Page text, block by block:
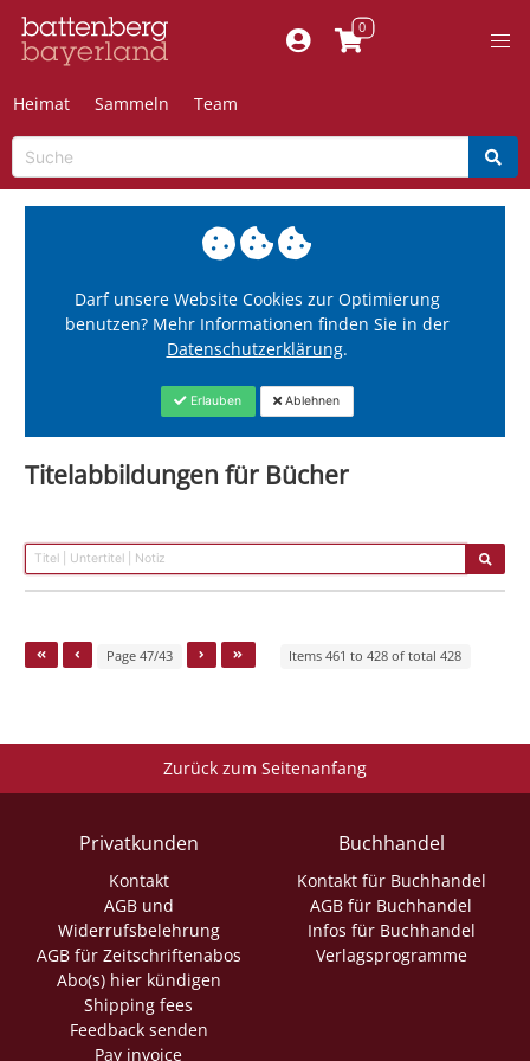
Heimat Sammeln Team
Darf unsere Website Cookies zur Optimierung
benutzen? Mehr Informationen finden Sie in der
Datenschutzerklärung.
Erlauben Ablehnen
Titelabbildungen für Bücher
Page 47/43 Items 461 to 428 of total 428
Zurück zum Seitenanfang
Privatkunden
Kontakt
AGB und
Widerrufsbelehrung
AGB für Zeitschriftenabos
Abo(s) hier kündigen
Shipping fees
Feedback senden
Pay invoice
Buchhandel
Kontakt für Buchhandel
AGB für Buchhandel
Infos für Buchhandel
Verlagsprogramme